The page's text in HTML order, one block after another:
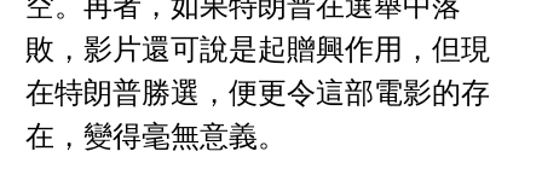
敗，影片還可說是起贈興作用，但現
在特朗普勝選，便更令這部電影的存
在，變得毫無意義。